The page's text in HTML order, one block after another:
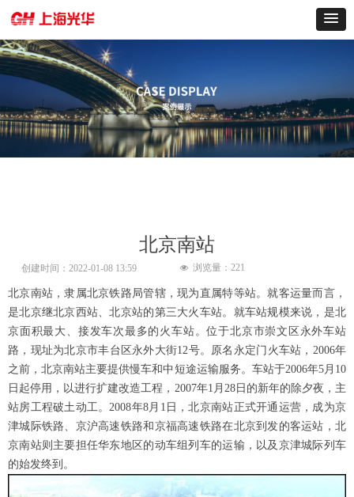
北京南站
北京南站，隶属北京铁路局管辖，现为直属特等站。就客运量而言，
是北京继北京西站、北京站的第三大火车站。就车站规模来说，是北
京面积最大、接发车次最多的火车站。位于北京市崇文区永外车站
路，现址为北京市丰台区永外大街12号。原名永定门火车站，2006年
之前，北京南站主要提供慢车和中短途运输服务。车站于2006年5月10
日起停用，以进行扩建改造工程，2007年1月28日的新年的除夕夜，主
站房工程破土动工。2008年8月1日，北京南站正式开通运营，成为京
津城际铁路、京沪高速铁路和京福高速铁路在北京到发的客运站，北
京南站则主要担任华东地区的动车组列车的运输，以及京津城际列车
的始发终到。
创建时间： 2022-01-08 13:59 넶 浏览量： 221